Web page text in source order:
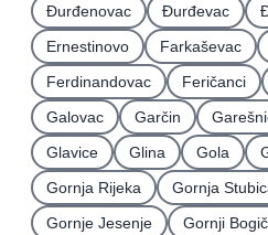
Ðurđenovac
Ðurđevac
Ernestinovo
Farkaševac
Ferdinandovac
Feričanci
Galovac
Garčin
Glavice
Glina Gola
Gornja Rijeka
Gornja
Gornje Jesenje
Gornji